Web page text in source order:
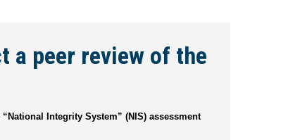
a peer review of the
Integrity System” (NIS) assessment